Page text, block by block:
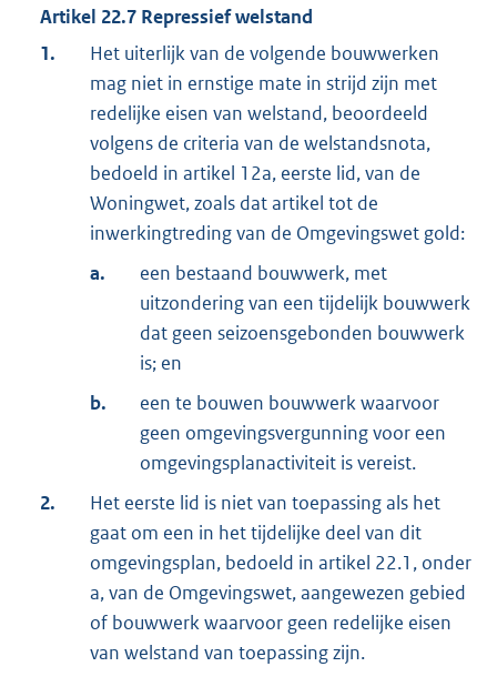
Artikel 22.7 Repressief welstand
1.
Het uiterlijk van de volgende bouwwerken
mag niet in ernstige mate in strijd zijn met
redelijke eisen van welstand, beoordeeld
volgens de criteria van de welstandsnota,
bedoeld in artikel 12a, eerste lid, van de
Woningwet, zoals dat artikel tot de
inwerkingtreding van de Omgevingswet gold:
a.
een bestaand bouwwerk, met
uitzondering van een tijdelijk bouwwerk
dat geen seizoensgebonden bouwwerk
is; en
b.
een te bouwen bouwwerk waarvoor
geen omgevingsvergunning voor een
omgevingsplanactiviteit is vereist.
2.
Het eerste lid is niet van toepassing als het
gaat om een in het tijdelijke deel van dit
omgevingsplan, bedoeld in artikel 22.1, onder
a, van de Omgevingswet, aangewezen gebied
of bouwwerk waarvoor geen redelijke eisen
van welstand van toepassing zijn.